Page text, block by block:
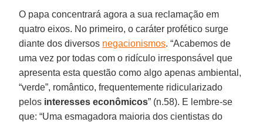
O papa concentrará agora a sua reclamação em
quatro eixos. No primeiro, o caráter profético surge
diante dos diversos negacionismos. “Acabemos de
uma vez por todas com o ridículo irresponsável que
apresenta esta questão como algo apenas ambiental,
“verde”, romântico, frequentemente ridicularizado
pelos interesses econômicos” (n.58). E lembre-se
que: “Uma esmagadora maioria dos cientistas do